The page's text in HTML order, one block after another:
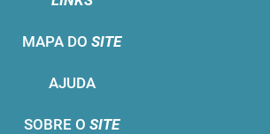
MAPA DO SITE
AJUDA
SOBRE O SITE